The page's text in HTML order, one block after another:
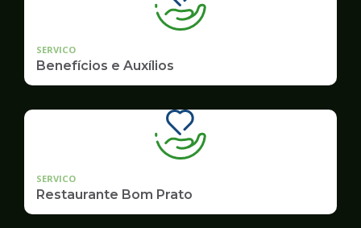
SERVICO
Benefícios e Auxílios
SERVICO
Restaurante Bom Prato